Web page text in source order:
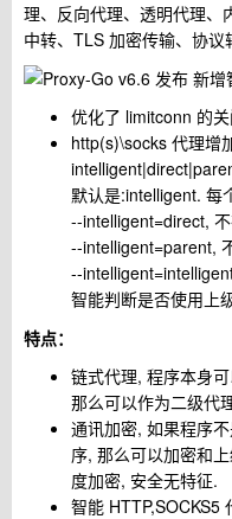
理、反向代理、透明代理、
中转、TLS 加密传输、协议
优化了 limitconn 的
http(s)\socks 代理增
默认是:intelligent. 每
--intelligent=direct,
--intelligent=parent,
--
智能判断是否使用上
特点：
链式代理, 程序本身
那么可以作为二级代
通讯加密, 如果程序
序, 那么可以加密和
度加密, 安全无特征.
智能 HTTP,SOCKS5